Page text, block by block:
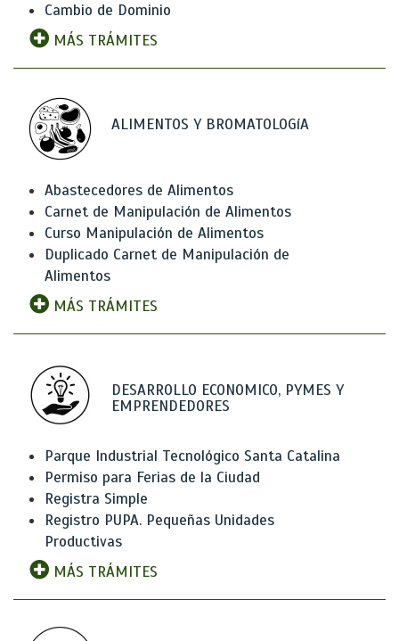
Cambio de Dominio
MÁS TRÁMITES
ALIMENTOS Y BROMATOLOGíA
Abastecedores de Alimentos
Carnet de Manipulación de Alimentos
Curso Manipulación de Alimentos
Duplicado Carnet de Manipulación de
Alimentos
MÁS TRÁMITES
DESARROLLO ECONOMICO, PYMES Y
EMPRENDEDORES
Parque Industrial Tecnológico Santa Catalina
Permiso para Ferias de la Ciudad
Registra Simple
Registro PUPA. Pequeñas Unidades
Productivas
MÁS TRÁMITES